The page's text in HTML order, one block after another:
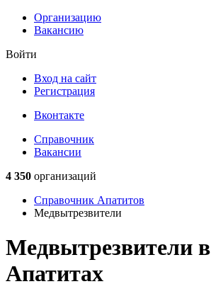
Организацию
Вакансию
Войти
Вход на сайт
Регистрация
Вконтакте
Справочник
Вакансии
4 350 организаций
Справочник Апатитов
Медвытрезвители
Медвытрезвители в
Апатитах